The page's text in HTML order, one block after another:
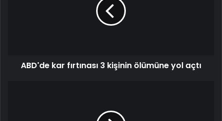
ABD'de kar fırtınası 3 kişinin ölümüne yol açtı